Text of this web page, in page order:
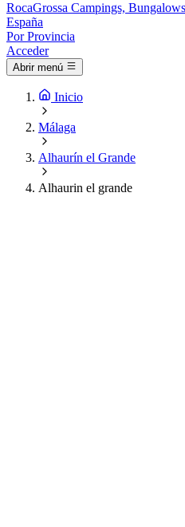
RocaGrossa Campings,
España
Por Provincia
Acceder
Abrir menú
Inicio
Málaga
Alhaurín el Grande
Alhaurin el grande